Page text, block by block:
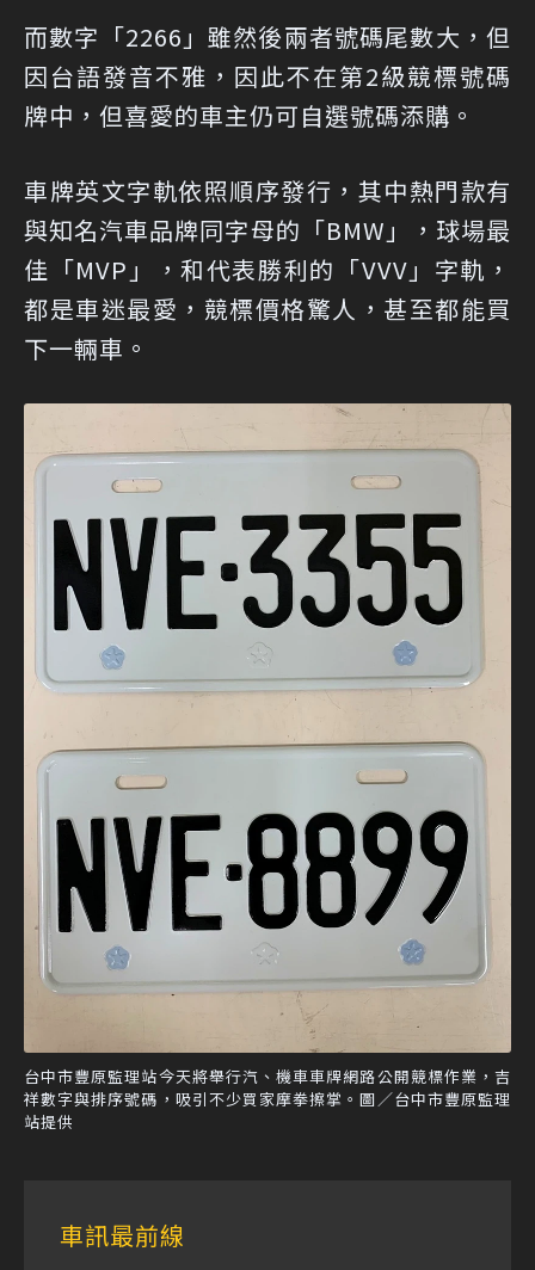
而數字「2266」雖然後兩者號碼尾數大，但
因台語發音不雅，因此不在第2級競標號碼
牌中，但喜愛的車主仍可自選號碼添購。
車牌英文字軌依照順序發行，其中熱門款有
與知名汽車品牌同字母的「BMW」，球場最
佳「MVP」，和代表勝利的「VVV」字軌，
都是車迷最愛，競標價格驚人，甚至都能買
下一輛車。
台中市豐原監理站今天將舉行汽、機車車牌網路公開競標作業，吉
祥數字與排序號碼，吸引不少買家摩拳擦掌。圖／台中市豐原監理
站提供
車訊最前線